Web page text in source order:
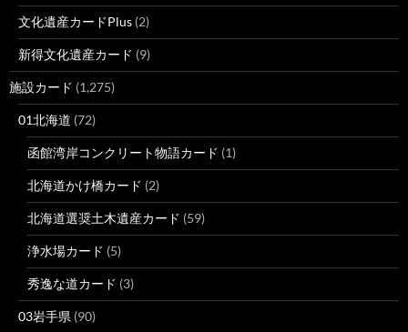
文化遺産カードPlus (2)
新得文化遺産カード (9)
施設カード (1,275)
01北海道 (72)
函館湾岸コンクリート物語カード (1)
北海道かけ橋カード (2)
北海道選奨土木遺産カード (59)
浄水場カード (5)
秀逸な道カード (3)
03岩手県 (90)